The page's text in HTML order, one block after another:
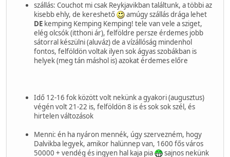
szállás: Couchot mi csak Reykjavikban találtunk, a többi az
kisebb ehly, de kereshető
amúgy szállás drága lehet
DE kemping Kemping Kemping! tele van vele a sziget,
elég olcsók (itthoni ár), felföldre persze érdemes jobb
sátorral készülni (aluváz) de a vízállóság mindenhol
fontos, felföldön voltak ilyen sok ágyas szobákban is
helyek (meg tán máshol is) azokat érdemes előre
Idő 12-16 fok között volt nekünk a gyakori (augusztus)
végén volt 21-22 is, felföldön 8 is és sok sok szél, és
hirtelen változások
Menni: én ha nyáron mennék, úgy szervezném, hogy
Dalvikba legyek, amikor halünnep van, 1600 fős város
50000 + vendég és ingyen hal kaja pia
sajnos nekünk